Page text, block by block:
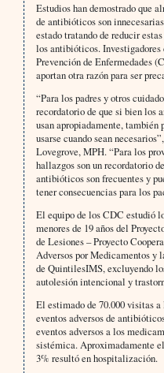
Estudios han demostrado que
de antibióticos son
estado tratando de reducir
los antibióticos.
Prevención de Enfermedades
aportan otra razón para ser
“Para los padres y otros
recordatorio de que si bien los
usan apropiadamente, también
usarse cuando sean
Lovegrove, MPH. “Para los
hallazgos son un recordatorio
antibióticos son frecuentes y
tener consecuencias para los
El equipo de los CDC estudió
menores de 19 años del
de Lesiones – Proyecto
Adversos por Medicamentos
de QuintilesIMS, excluyendo
autolesión intencional y
El estimado de 70.000 visitas
eventos adversos de
eventos adversos a los
sistémica. Aproximadamente
3% resultó en hospitalización.